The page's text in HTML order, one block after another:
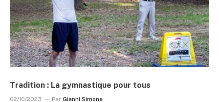
Tradition : La gymnastique pour tous
02/10/2023 Par Gianni Simone